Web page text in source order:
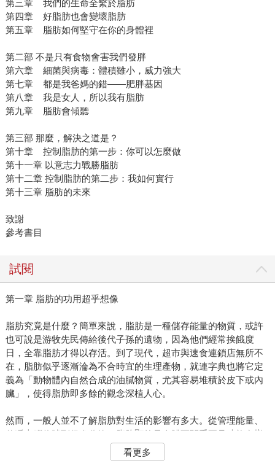
第三章 我們的生命全繫於脂肪
第四章 好脂肪也會變壞脂肪
第五章 脂肪如何堅守在你的身體裡
第二部 不是只有食物會害我們發胖
第六章 細菌與病毒：體積雖小，威力強大
第七章 都是我爸媽的錯——肥胖基因
第八章 我是女人，所以我有脂肪
第九章 脂肪會傾聽
第三部 那麼，解決之道是？
第十章 控制脂肪的第一步：你可以怎麼做
第十一章 以意志力戰勝脂肪
第十二章 控制脂肪的第二步：我如何實行
第十三章 脂肪的未來
致謝
參考書目
試閱
第一章 脂肪的功用超乎想像
脂肪究竟是什麼？簡單來說，脂肪是一種儲存能量的物質，或許
也可說是游牧先民傳給後代子孫的遺物，因為他們經常挨餓度
日，全靠脂肪才得以存活。到了現代，超市與速食連鎖店無所不
在，脂肪似乎逐漸淪為不合時宜的生理產物，就連字典也將它定
義為「動物體內自然合成的油膩物質，尤其容易堆積於皮下或內
臟」，使得脂肪即多餘的觀念深植人心。
然而，一般人並不了解脂肪對生活的影響有多大。從管理能量、
傳遞大腦信號到促進分娩，脂肪顯然是人體至關重要且功能多樣
的一部分。雖然人類曾將脂肪視為毫無生命力的油脂，現代學者
卻將它歸為一種器官。如果你對脂肪的重要性有所質疑，不妨試
看更多